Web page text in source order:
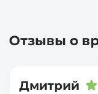
Отзывы о
Дмитрий